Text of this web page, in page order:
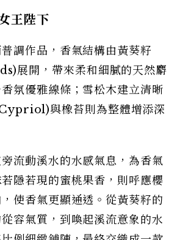
王陛下
調作品，香氣結構由黃葵籽
展開，帶來柔和細膩的天然麝
氛優雅線條；雪松木建立清晰
與橡苔則為整體增添深
流動溪水的水感氣息，為香氣
隱若現的蜜桃果香，則呼應櫻
使香氣更顯通透。從黃葵籽的
容氣質，到喚起溪流意象的水